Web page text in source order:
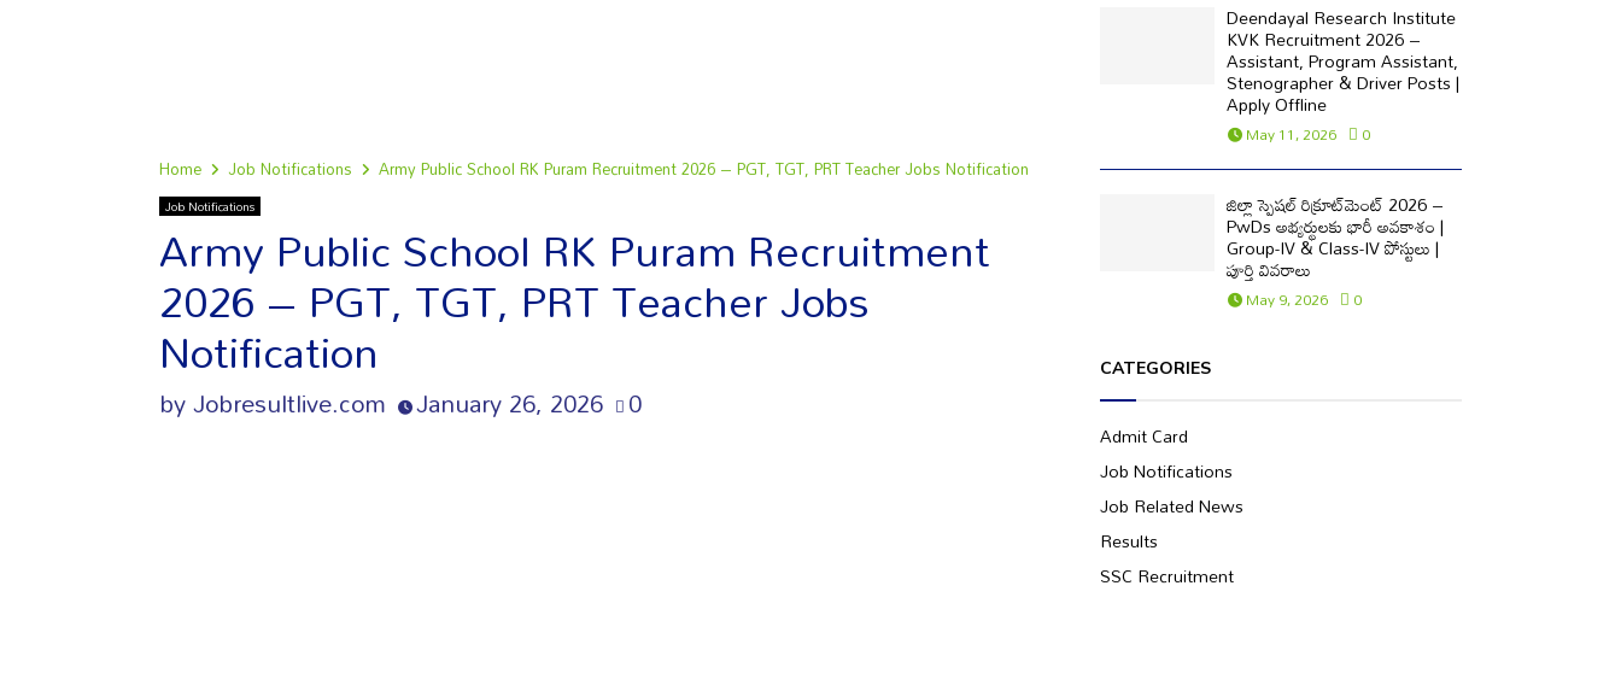
Home Job Notifications Army Public School RK Puram Recruitment 2026 – PGT, TGT, PRT Teacher Jobs Notification
Job Notifications
Army Public School RK Puram Recruitment
2026 – PGT, TGT, PRT Teacher Jobs
Notification
byJobresultlive.com January 26, 2026 0
Deendayal Research Institute
KVK Recruitment 2026 –
Assistant, Program Assistant,
Stenographer & Driver Posts |
Apply Offline
May 11, 2026 0
జిల్లా స్పెషల్ రిక్రూట్‌మెంట్ 2026 –
PwDs అభ్యర్థులకు భారీ అవకాశం |
Group-IV & Class-IV పోస్టులు |
పూర్తి వివరాలు
May 9, 2026 0
CATEGORIES
Admit Card
Job Notifications
Job Related News
Results
SSC Recruitment